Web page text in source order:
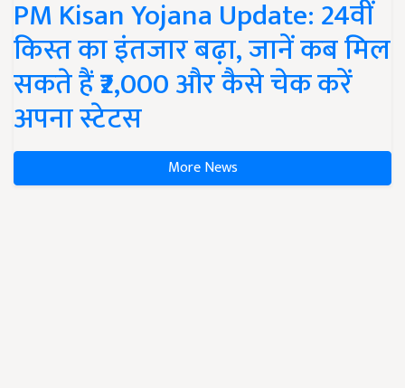
PM Kisan Yojana Update: 24वीं
किस्त का इंतजार बढ़ा, जानें कब मिल
सकते हैं ₹2,000 और कैसे चेक करें
अपना स्टेटस
More News